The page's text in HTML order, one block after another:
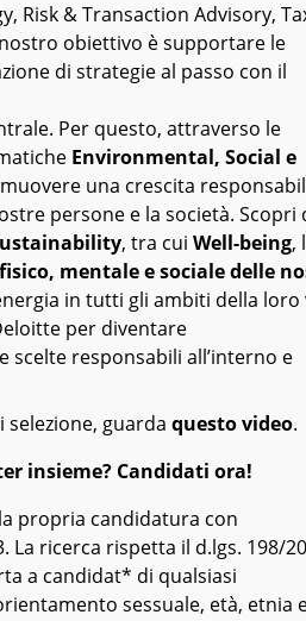
Risk & Transaction Advisory,
obiettivo è supportare le
di strategie al passo con il
Per questo, attraverso le
Environmental, Social e
una crescita
persone e la società. Scopri
, tra cui Well-being,
mentale e sociale delle
in tutti gli ambiti della loro
per diventare
scelte responsabili all’interno e
guarda questo video.
insieme? Candidati ora!
propria candidatura con
La ricerca rispetta il d.lgs. 198/
a candidat* di qualsiasi
sessuale, età, etnia